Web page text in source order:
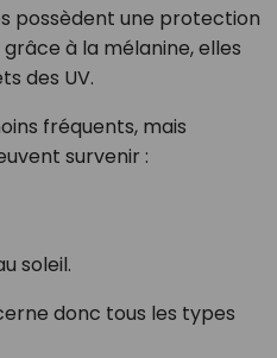
possèdent une protection
à la mélanine, elles
des UV.
fréquents, mais
survenir :
soleil.
donc tous les types